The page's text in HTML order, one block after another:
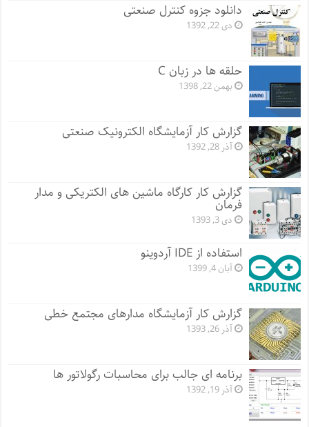
دانلود جزوه کنترل صنعتی
دی 22, 1392
حلقه ها در زبان C
بهمن 22, 1398
گزارش کار آزمایشگاه الکترونیک صنعتی
آذر 28, 1392
گزارش کار کارگاه ماشین های الکتریکی و مدار
فرمان
دی 3, 1393
استفاده از IDE آردوینو
آبان 4, 1399
گزارش کار آزمایشگاه مدارهای مجتمع خطی
آذر 26, 1393
برنامه ای جالب برای محاسبات رگولاتور ها
آذر 19, 1392